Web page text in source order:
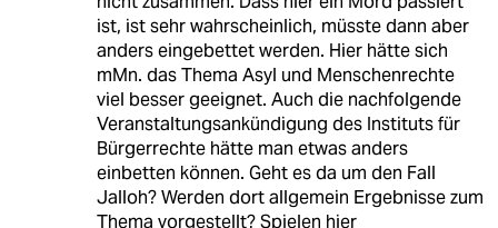
ist, ist sehr wahrscheinlich, müsste dann aber
anders eingebettet werden. Hier hätte sich
mMn. das Thema Asyl und Menschenrechte
viel besser geeignet. Auch die nachfolgende
Veranstaltungsankündigung des Instituts für
Bürgerrechte hätte man etwas anders
einbetten können. Geht es da um den Fall
Jalloh? Werden dort allgemein Ergebnisse zum
Thema vorgestellt? Spielen hier